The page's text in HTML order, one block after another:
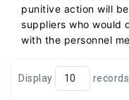
punitive action will
suppliers who would
with the personnel
Display